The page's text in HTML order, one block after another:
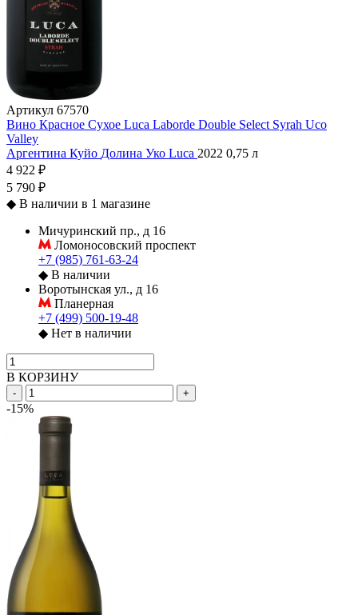
Артикул 67570
Вино Красное Сухое Luca Laborde Double Select Syrah Uco
Valley
Аргентина Куйо Долина Уко Luca 2022 0,75 л
4 922 ₽
5 790 ₽
◆ В наличии в 1 магазине
Мичуринский пр., д 16
Ломоносовский проспект
+7 (985) 761-63-24
◆ В наличии
Воротынская ул., д 16
Планерная
+7 (499) 500-19-48
◆ Нет в наличии
В КОРЗИНУ
- +
-15%